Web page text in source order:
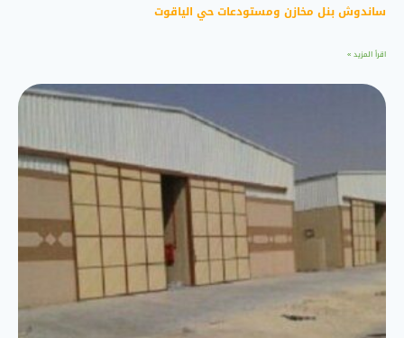
ساندوش بنل مخازن ومستودعات حي الياقوت
اقرأ المزيد »